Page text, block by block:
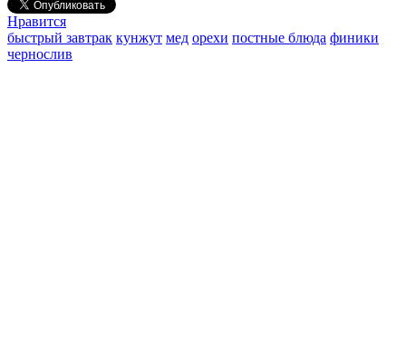
Нравится
быстрый завтрак кунжут мед орехи постные блюда финики
чернослив